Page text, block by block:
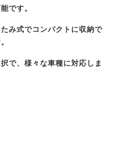
です。
み式でコンパクトに収納で
で、様々な車種に対応しま